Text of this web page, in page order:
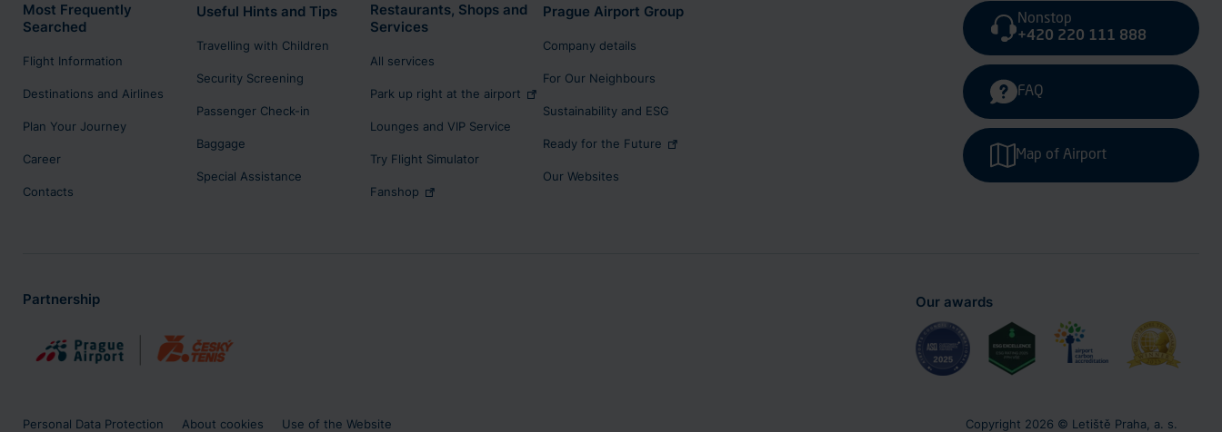
Most Frequently
Searched
Flight Information
Destinations and Airlines
Plan Your Journey
Career
Contacts
Useful Hints and Tips
Travelling with Children
Security Screening
Passenger Check-in
Baggage
Special Assistance
Restaurants, Shops and
Services
All services
Park up right at the airport
Lounges and VIP Service
Try Flight Simulator
Fanshop
Prague Airport Group
Company details
For Our Neighbours
Sustainability and ESG
Ready for the Future
Our Websites
Nonstop
+420 220 111 888
FAQ
Map of Airport
Partnership Our awards
Personal Data Protection About cookies Use of the Website Copyright 2026 © Letiště Praha, a. s.